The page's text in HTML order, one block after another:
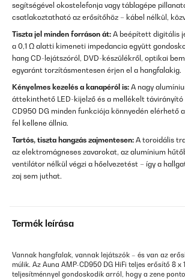
segítségével okostelefonja vagy táblagépe
csatlakoztatható az erősítőhöz – kábel nélkül,
Tiszta jel minden forráson át: A beépített digitális
a 0,1 Ω alatti kimeneti impedancia együtt
hang CD-lejátszóról, DVD-készülékről, optikai
egyaránt torzításmentesen érjen el a hangfalakig.
Kényelmes kezelés a kanapéról is: A nagy
áttekinthető LED-kijelző és a mellékelt távirányító
CD950 DG minden funkciója könnyedén elérhető
fel kellene állnia.
Tartós, tiszta hangzás zajmentesen: A toroidális
az elektromágneses zavarokat, az alumínium
ventilátor nélkül végzi a hőelvezetést – így a
zaj sem juthat.
Termék leírása
Vannak hangfalak, vannak lejátszók – és van az
múlik. Az Auna AMP-CD950 DG HiFi teljes erősítő 8 x
teljesítménnyel gondoskodik arról, hogy a zene